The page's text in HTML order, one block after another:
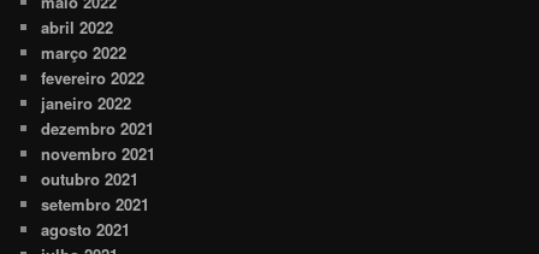
abril 2022
março 2022
fevereiro 2022
janeiro 2022
dezembro 2021
novembro 2021
outubro 2021
setembro 2021
agosto 2021